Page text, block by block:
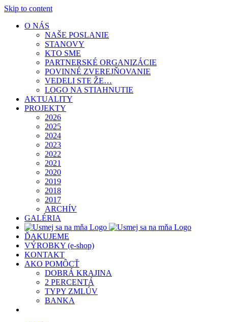
Skip to content
O NÁS
NAŠE POSLANIE
STANOVY
KTO SME
PARTNERSKÉ ORGANIZÁCIE
POVINNÉ ZVEREJŇOVANIE
VEDELI STE ŽE…
LOGO NA STIAHNUTIE
AKTUALITY
PROJEKTY
2026
2025
2024
2023
2022
2021
2020
2019
2018
2017
ARCHÍV
GALÉRIA
ĎAKUJEME
VÝROBKY (e-shop)
KONTAKT
AKO POMÔCŤ
DOBRÁ KRAJINA
2 PERCENTÁ
TYPY ZMLÚV
BANKA